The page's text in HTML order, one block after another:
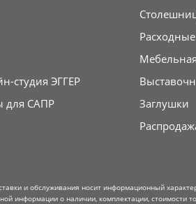
студия ЭГГЕР
для САПР
Заглушки
и обслуживания носит информационный
информации о наличии, комплектации, стоимости